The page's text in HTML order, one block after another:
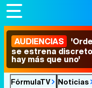
AUDIENCIAS
se estrena
hay más que uno'
FórmulaTV Noticias